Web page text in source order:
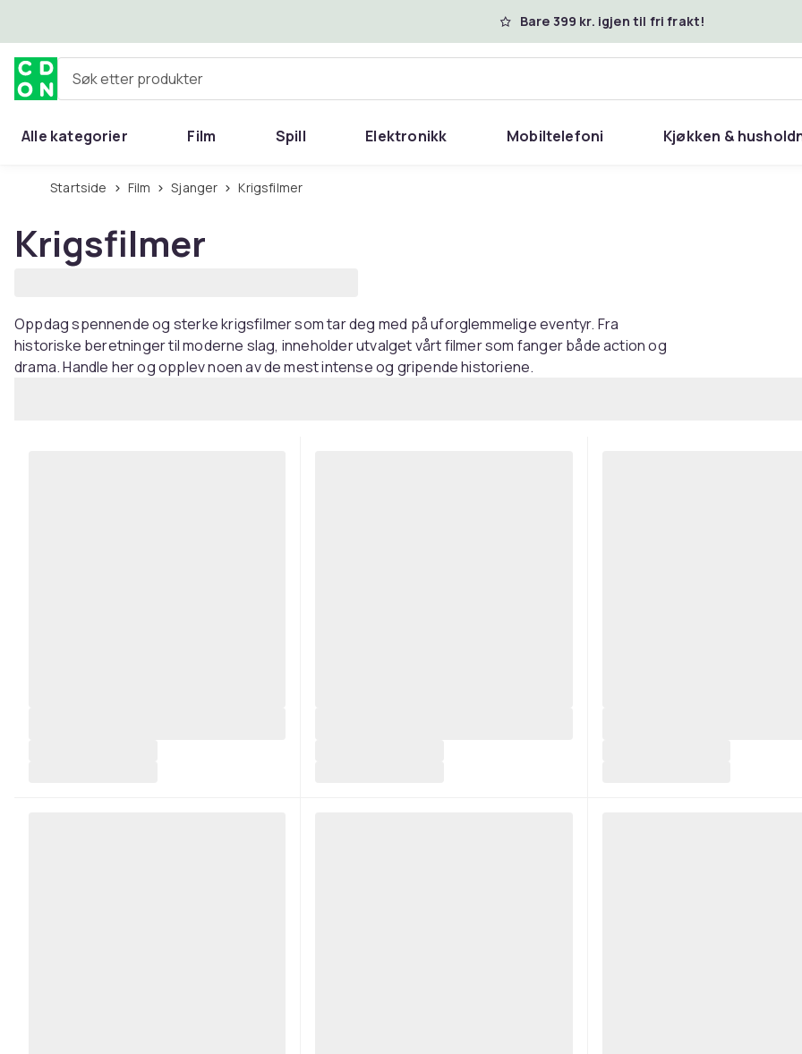
Bare 399 kr. igjen til fri frakt!
Søk etter produkter
Alle kategorier Film Spill Elektronikk Mobiltelefoni Kjøkken &
Startside Film Sjanger Krigsfilmer
Krigsfilmer
Oppdag spennende og sterke krigsfilmer som tar deg med på uforglemmelige eventyr. Fra
historiske beretninger til moderne slag, inneholder utvalget vårt filmer som fanger både action og
drama. Handle her og opplev noen av de mest intense og gripende historiene.